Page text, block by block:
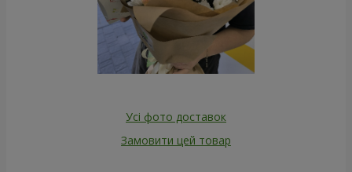
Усі фото доставок
Замовити цей товар